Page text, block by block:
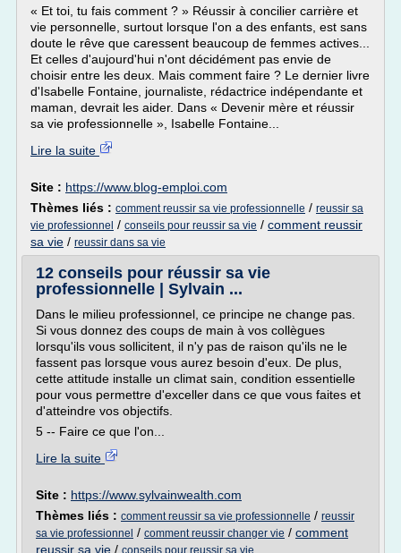
« Et toi, tu fais comment ? » Réussir à concilier carrière et
vie personnelle, surtout lorsque l'on a des enfants, est sans
doute le rêve que caressent beaucoup de femmes actives...
Et celles d'aujourd'hui n'ont décidément pas envie de
choisir entre les deux. Mais comment faire ? Le dernier livre
d'Isabelle Fontaine, journaliste, rédactrice indépendante et
maman, devrait les aider. Dans « Devenir mère et réussir
sa vie professionnelle », Isabelle Fontaine...
Lire la suite
Site : https://www.blog-emploi.com
Thèmes liés : comment reussir sa vie professionnelle / reussir sa
vie professionnel / conseils pour reussir sa vie / comment reussir
sa vie / reussir dans sa vie
12 conseils pour réussir sa vie
professionnelle | Sylvain ...
Dans le milieu professionnel, ce principe ne change pas.
Si vous donnez des coups de main à vos collègues
lorsqu'ils vous sollicitent, il n'y pas de raison qu'ils ne le
fassent pas lorsque vous aurez besoin d'eux. De plus,
cette attitude installe un climat sain, condition essentielle
pour vous permettre d'exceller dans ce que vous faites et
d'atteindre vos objectifs.
5 -- Faire ce que l'on...
Lire la suite
Site : https://www.sylvainwealth.com
Thèmes liés : comment reussir sa vie professionnelle / reussir
sa vie professionnel / comment reussir changer vie / comment
reussir sa vie / conseils pour reussir sa vie